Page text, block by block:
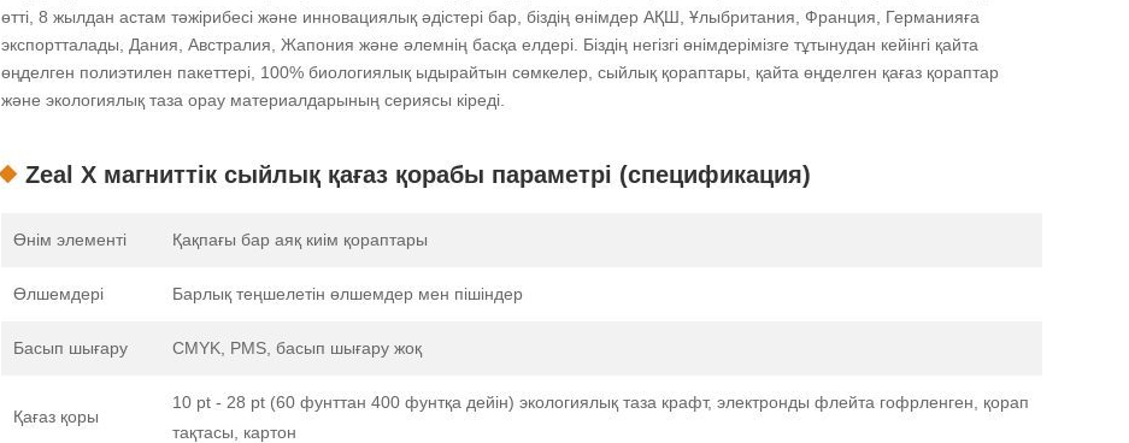
өтті, 8 жылдан астам тәжірибесі және инновациялық әдістері бар, біздің өнімдер АҚШ, Ұлыбритания, Франция, Германияға
экспортталады, Дания, Австралия, Жапония және әлемнің басқа елдері. Біздің негізгі өнімдерімізге тұтынудан кейінгі қайта
өңделген полиэтилен пакеттері, 100% биологиялық ыдырайтын сөмкелер, сыйлық қораптары, қайта өңделген қағаз қораптар
және экологиялық таза орау материалдарының сериясы кіреді.
Zeal X магниттік сыйлық қағаз қорабы параметрі (спецификация)
Өнім элементі Қақпағы бар аяқ киім қораптары
Өлшемдері Барлық теңшелетін өлшемдер мен пішіндер
Басып шығару CMYK, PMS, басып шығару жоқ
Қағаз қоры
10 pt - 28 pt (60 фунттан 400 фунтқа дейін) экологиялық таза крафт, электронды флейта гофрленген, қорап
тақтасы, картон